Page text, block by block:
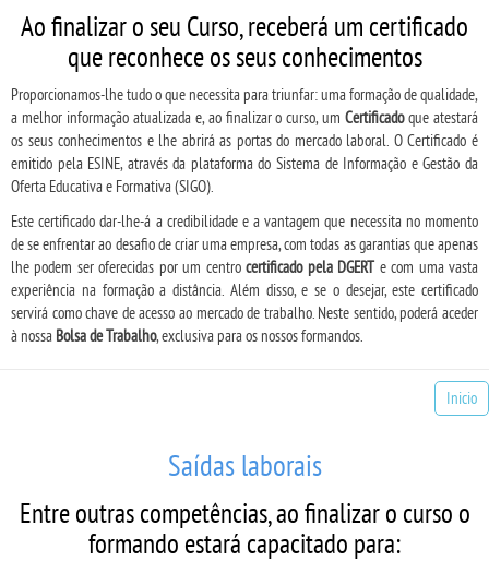
Ao finalizar o seu Curso, receberá um certificado
que reconhece os seus conhecimentos
Proporcionamos-lhe tudo o que necessita para triunfar: uma formação de qualidade,
a melhor informação atualizada e, ao finalizar o curso, umCertificadoque atestará
os seus conhecimentos e lhe abrirá as portas do mercado laboral. O Certificado é
emitido pela ESINE, através da plataforma do Sistema de Informação e Gestão da
Oferta Educativa e Formativa (SIGO).
Este certificado dar-lhe-á a credibilidade e a vantagem que necessita no momento
de se enfrentar ao desafio de criar uma empresa, com todas as garantias que apenas
lhe podem ser oferecidas por um centrocertificado pela DGERTe com uma vasta
experiência na formação a distância. Além disso, e se o desejar, este certificado
servirá como chave de acesso ao mercado de trabalho. Neste sentido, poderá aceder
à nossa Bolsa de Trabalho, exclusiva para os nossos formandos.
Inicio
Saídas laborais
Entre outras competências, ao finalizar o curso o
formando estará capacitado para: